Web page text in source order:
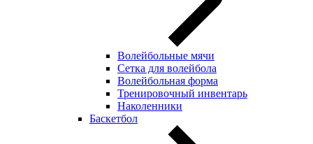
Волейбольные мячи
Сетка для волейбола
Волейбольная форма
Тренировочный инвентарь
Наколенники
Баскетбол